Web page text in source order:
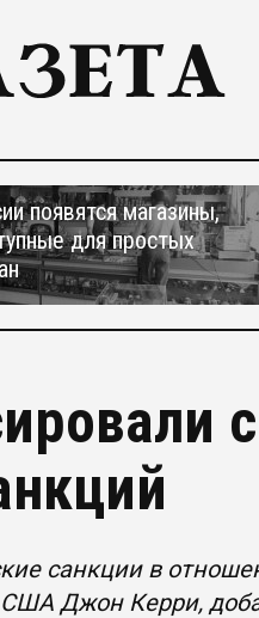
появятся магазины,
для простых
санкции в
Джон Керри,